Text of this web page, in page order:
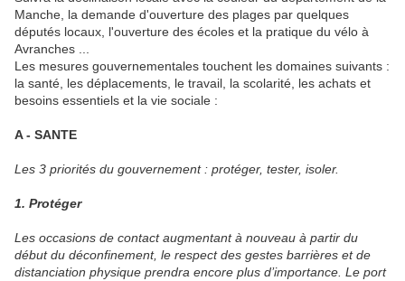
Manche, la demande d'ouverture des plages par quelques
députés locaux, l'ouverture des écoles et la pratique du vélo à
Avranches ...
Les mesures gouvernementales touchent les domaines suivants :
la santé, les déplacements, le travail, la scolarité, les achats et
besoins essentiels et la vie sociale :
A - SANTE
Les 3 priorités du gouvernement : protéger, tester, isoler.
1. Protéger
Les occasions de contact augmentant à nouveau à partir du
début du déconfinement, le respect des gestes barrières et de
distanciation physique prendra encore plus d’importance. Le port